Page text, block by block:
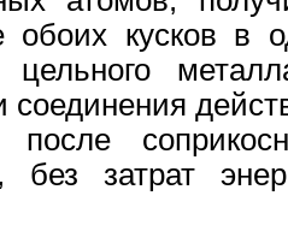
обоих кусков в
цельного
соединения
после
без затрат